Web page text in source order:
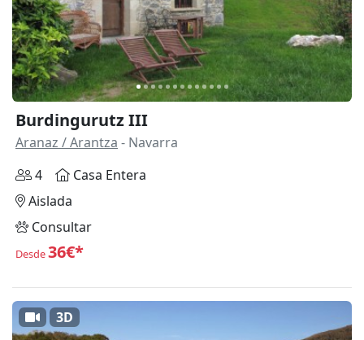
Burdingurutz III
Aranaz / Arantza - Navarra
4
Casa Entera
Aislada
Consultar
Desde36€*
3D